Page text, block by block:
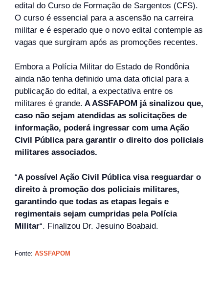
edital do Curso de Formação de Sargentos (CFS).
O curso é essencial para a ascensão na carreira
militar e é esperado que o novo edital contemple as
vagas que surgiram após as promoções recentes.
Embora a Polícia Militar do Estado de Rondônia
ainda não tenha definido uma data oficial para a
publicação do edital, a expectativa entre os
militares é grande. A ASSFAPOM já sinalizou que,
caso não sejam atendidas as solicitações de
informação, poderá ingressar com uma Ação
Civil Pública para garantir o direito dos policiais
militares associados.
“A possível Ação Civil Pública visa resguardar o
direito à promoção dos policiais militares,
garantindo que todas as etapas legais e
regimentais sejam cumpridas pela Polícia
Militar“. Finalizou Dr. Jesuino Boabaid.
Fonte: ASSFAPOM